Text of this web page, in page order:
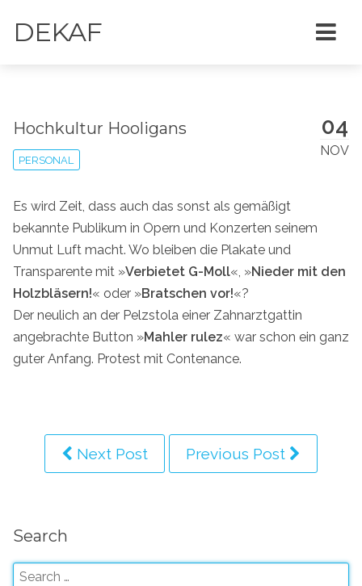
DEKAF
04
NOV
Hochkultur Hooligans
PERSONAL
Es wird Zeit, dass auch das sonst als gemäßigt
bekannte Publikum in Opern und Konzerten seinem
Unmut Luft macht. Wo bleiben die Plakate und
Transparente mit »Verbietet G-Moll«, »Nieder mit den
Holzbläsern!« oder »Bratschen vor!«?
Der neulich an der Pelzstola einer Zahnarztgattin
angebrachte Button »Mahler rulez« war schon ein ganz
guter Anfang. Protest mit Contenance.
Next Post Previous Post
Search